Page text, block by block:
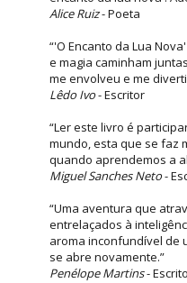
Alice Ruiz- Poeta
“'O Encanto da Lua
e magia caminham
me envolveu e me
Lêdo Ivo- Escritor
“Ler este livro é
mundo, esta que se faz
quando aprendemos a
Miguel Sanches Neto-
“Uma aventura que
entrelaçados à
aroma inconfundível de
se abre novamente.”
Penélope Martins-